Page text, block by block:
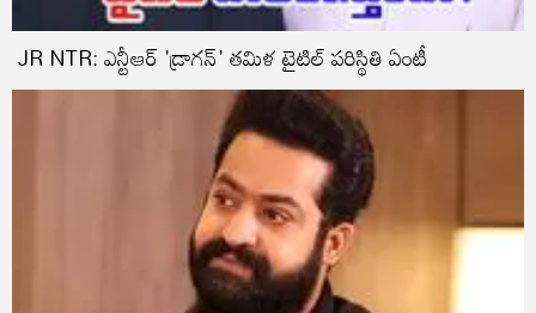
JR NTR: ఎన్టీఆర్ 'డ్రాగన్' తమిళ టైటిల్ పరిస్థితి ఏంటీ